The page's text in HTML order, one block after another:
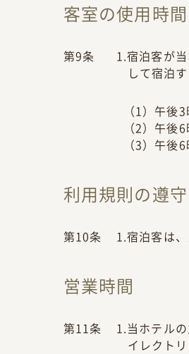
客室の使用時間
第9条
1.宿泊客が
して宿泊
（1）午後
（2）午後
（3）午後
利用規則の遵守
第10条 1.宿泊客は
営業時間
第11条
1.当ホテル
イレクト